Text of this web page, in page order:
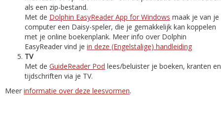
als een zip-bestand.
Met de Dolphin EasyReader App for Windows maak je van je
computer een Daisy-speler, die je gemakkelijk kan koppelen
met je online boekenplank. Meer info over Dolphin
EasyReader vind je in deze (Engelstalige) handleiding
TV
Met de GuideReader Pod lees/beluister je boeken, kranten en
tijdschriften via je TV.
Meer informatie over deze leesvormen.